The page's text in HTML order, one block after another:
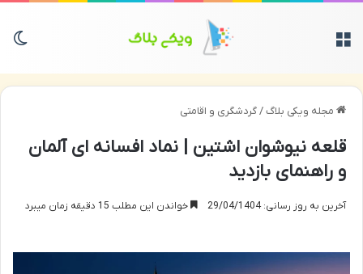
مجله ویکی بلاگ/گردشگری و اقامتی
قلعه نیوشوان اشتین | نماد افسانه ای آلمان
و راهنمای بازدید
آخرین به روز رسانی: 29/04/1404 خواندن این مطلب 15 دقیقه زمان میبرد